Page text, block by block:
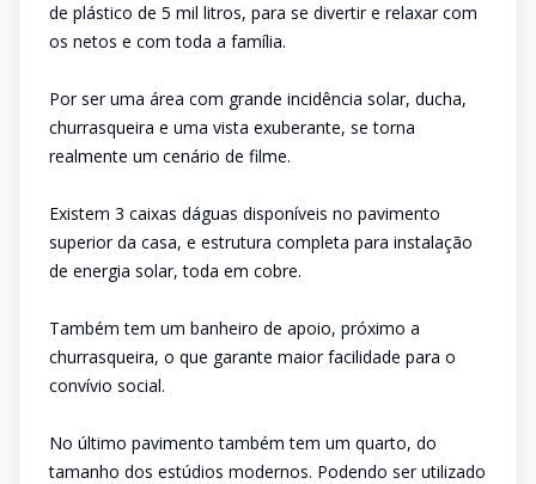
de plástico de 5 mil litros, para se divertir e relaxar com
os netos e com toda a família.
Por ser uma área com grande incidência solar, ducha,
churrasqueira e uma vista exuberante, se torna
realmente um cenário de filme.
Existem 3 caixas dáguas disponíveis no pavimento
superior da casa, e estrutura completa para instalação
de energia solar, toda em cobre.
Também tem um banheiro de apoio, próximo a
churrasqueira, o que garante maior facilidade para o
convívio social.
No último pavimento também tem um quarto, do
tamanho dos estúdios modernos. Podendo ser utilizado